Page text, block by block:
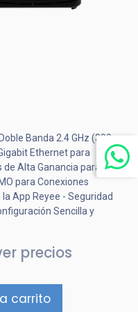
Banda 2.4 GHz (300
Ethernet para
Alta Ganancia para
para Conexiones
App Reyee - Seguridad
Sencilla y
precios
carrito